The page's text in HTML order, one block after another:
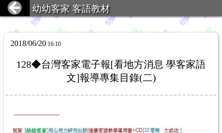
幼幼客家 客語教材
2018/06/20 16:10
128◆台灣客家電子報[看地方消息 學客家語
文]報導專集目錄(二)
-----------------------